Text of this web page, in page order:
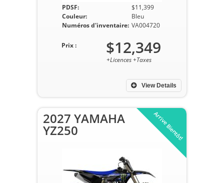
PDSF:
$11,399
Couleur:
Bleu
Numéros d'inventaire: VA004720
View Details
Prix : $12,349
+Licences +Taxes
Arrive Bientôt!
2027 YAMAHA
YZ250